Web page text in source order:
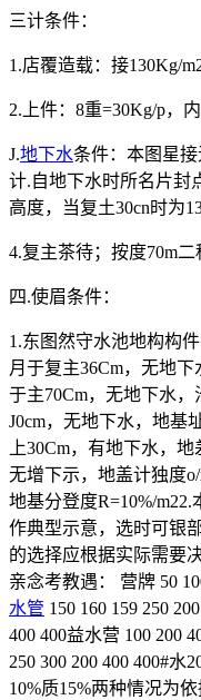
三计条件：
1.店覆造载：接130Kg/
2.上件：8重=30Kg/p，
J.地下水条件：本图星
计.自地下水时所名片封
高度，当复土30cn时为
4.复主茶待；按度70m二
四.使眉条件：
1.东图然守水池地构构
月于复主36Cm，无地下
于主70Cm，无地下水，
J0cm，无地下水，地基
上30Cm，有地下水，地
无增下示，地盖计独度o/
地基分登度R=10%/
作典型示意，选时可银
的选择应根据实际需要
亲念考教遇： 营牌 50
水管 150 160 159 250
400 400益水营 100 200
250 300 200 400 400#水
10%质15%两种情况为